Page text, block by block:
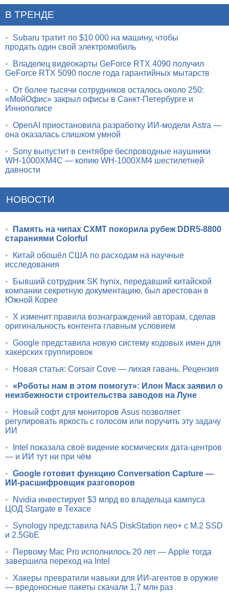
В ТРЕНДЕ
•
Subaru тратит по $10 000 на машину, чтобы
продать один свой электромобиль
•
Владелец видеокарты GeForce RTX 4090 получил
GeForce RTX 5090 после года гарантийных мытарств
• От более тысячи сотрудников осталось около 250:
«МойОфис» закрыл офисы в Санкт-Петербурге и
Иннополисе
• OpenAI приостановила разработку ИИ-модели Astra —
она оказалась слишком умной
•
Sony выпустит в сентябре беспроводные наушники
WH-1000XM4C — копию WH-1000XM4 шестилетней
давности
НОВОСТИ
•
Память на чипах CXMT покорила рубеж DDR5-8800
стараниями Colorful
•
Китай обошёл США по расходам на научные
исследования
•
Бывший сотрудник SK hynix, передавший китайской
компании секретную документацию, был арестован в
Южной Корее
•
X изменит правила вознаграждений авторам, сделав
оригинальность контента главным условием
• Google представила новую систему кодовых имен для
хакерских группировок
•
Новая статья: Corsair Cove — лихая гавань. Рецензия
• «Роботы нам в этом помогут»: Илон Маск заявил о
неизбежности строительства заводов на Луне
•
Новый софт для мониторов Asus позволяет
регулировать яркость с голосом или поручить эту задачу
ИИ
•
Intel показала своё видение космических дата-центров
— и ИИ тут ни при чём
• Google готовит функцию Conversation Capture —
ИИ-расшифровщик разговоров
•
Nvidia инвестирует $3 млрд во владельца кампуса
ЦОД Stargate в Техасе
•
Synology представила NAS DiskStation neo+ с M.2 SSD
и 2.5GbE
•
Первому Mac Pro исполнилось 20 лет — Apple тогда
завершила переход на Intel
•
Хакеры превратили навыки для ИИ-агентов в оружие
— вредоносные пакеты скачали 1,7 млн раз